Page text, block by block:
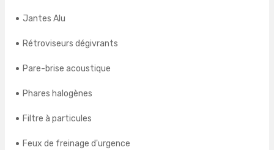
Jantes Alu
Rétroviseurs dégivrants
Pare-brise acoustique
Phares halogènes
Filtre à particules
Feux de freinage d'urgence